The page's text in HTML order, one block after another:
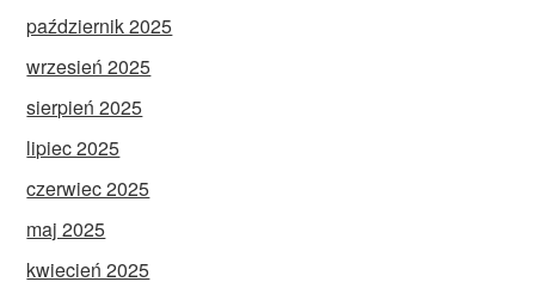
październik 2025
wrzesień 2025
sierpień 2025
lipiec 2025
czerwiec 2025
maj 2025
kwiecień 2025